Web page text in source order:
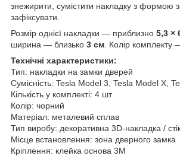
знежирити, сумістити накладку з формою
зафіксувати.
Розмір однієї накладки — приблизно 5,3 ×
ширина — близько 3 см . Колір комплекту
Технічні характеристики:
Тип: накладки на замки дверей
Сумісність: Tesla Model 3, Tesla Model X,
Кількість у комплекті: 4 шт
Колір: чорний
Матеріал: металевий сплав
Тип виробу: декоративна 3D-накладка /
Місце встановлення: зона дверного замка
Кріплення: клейка основа 3M